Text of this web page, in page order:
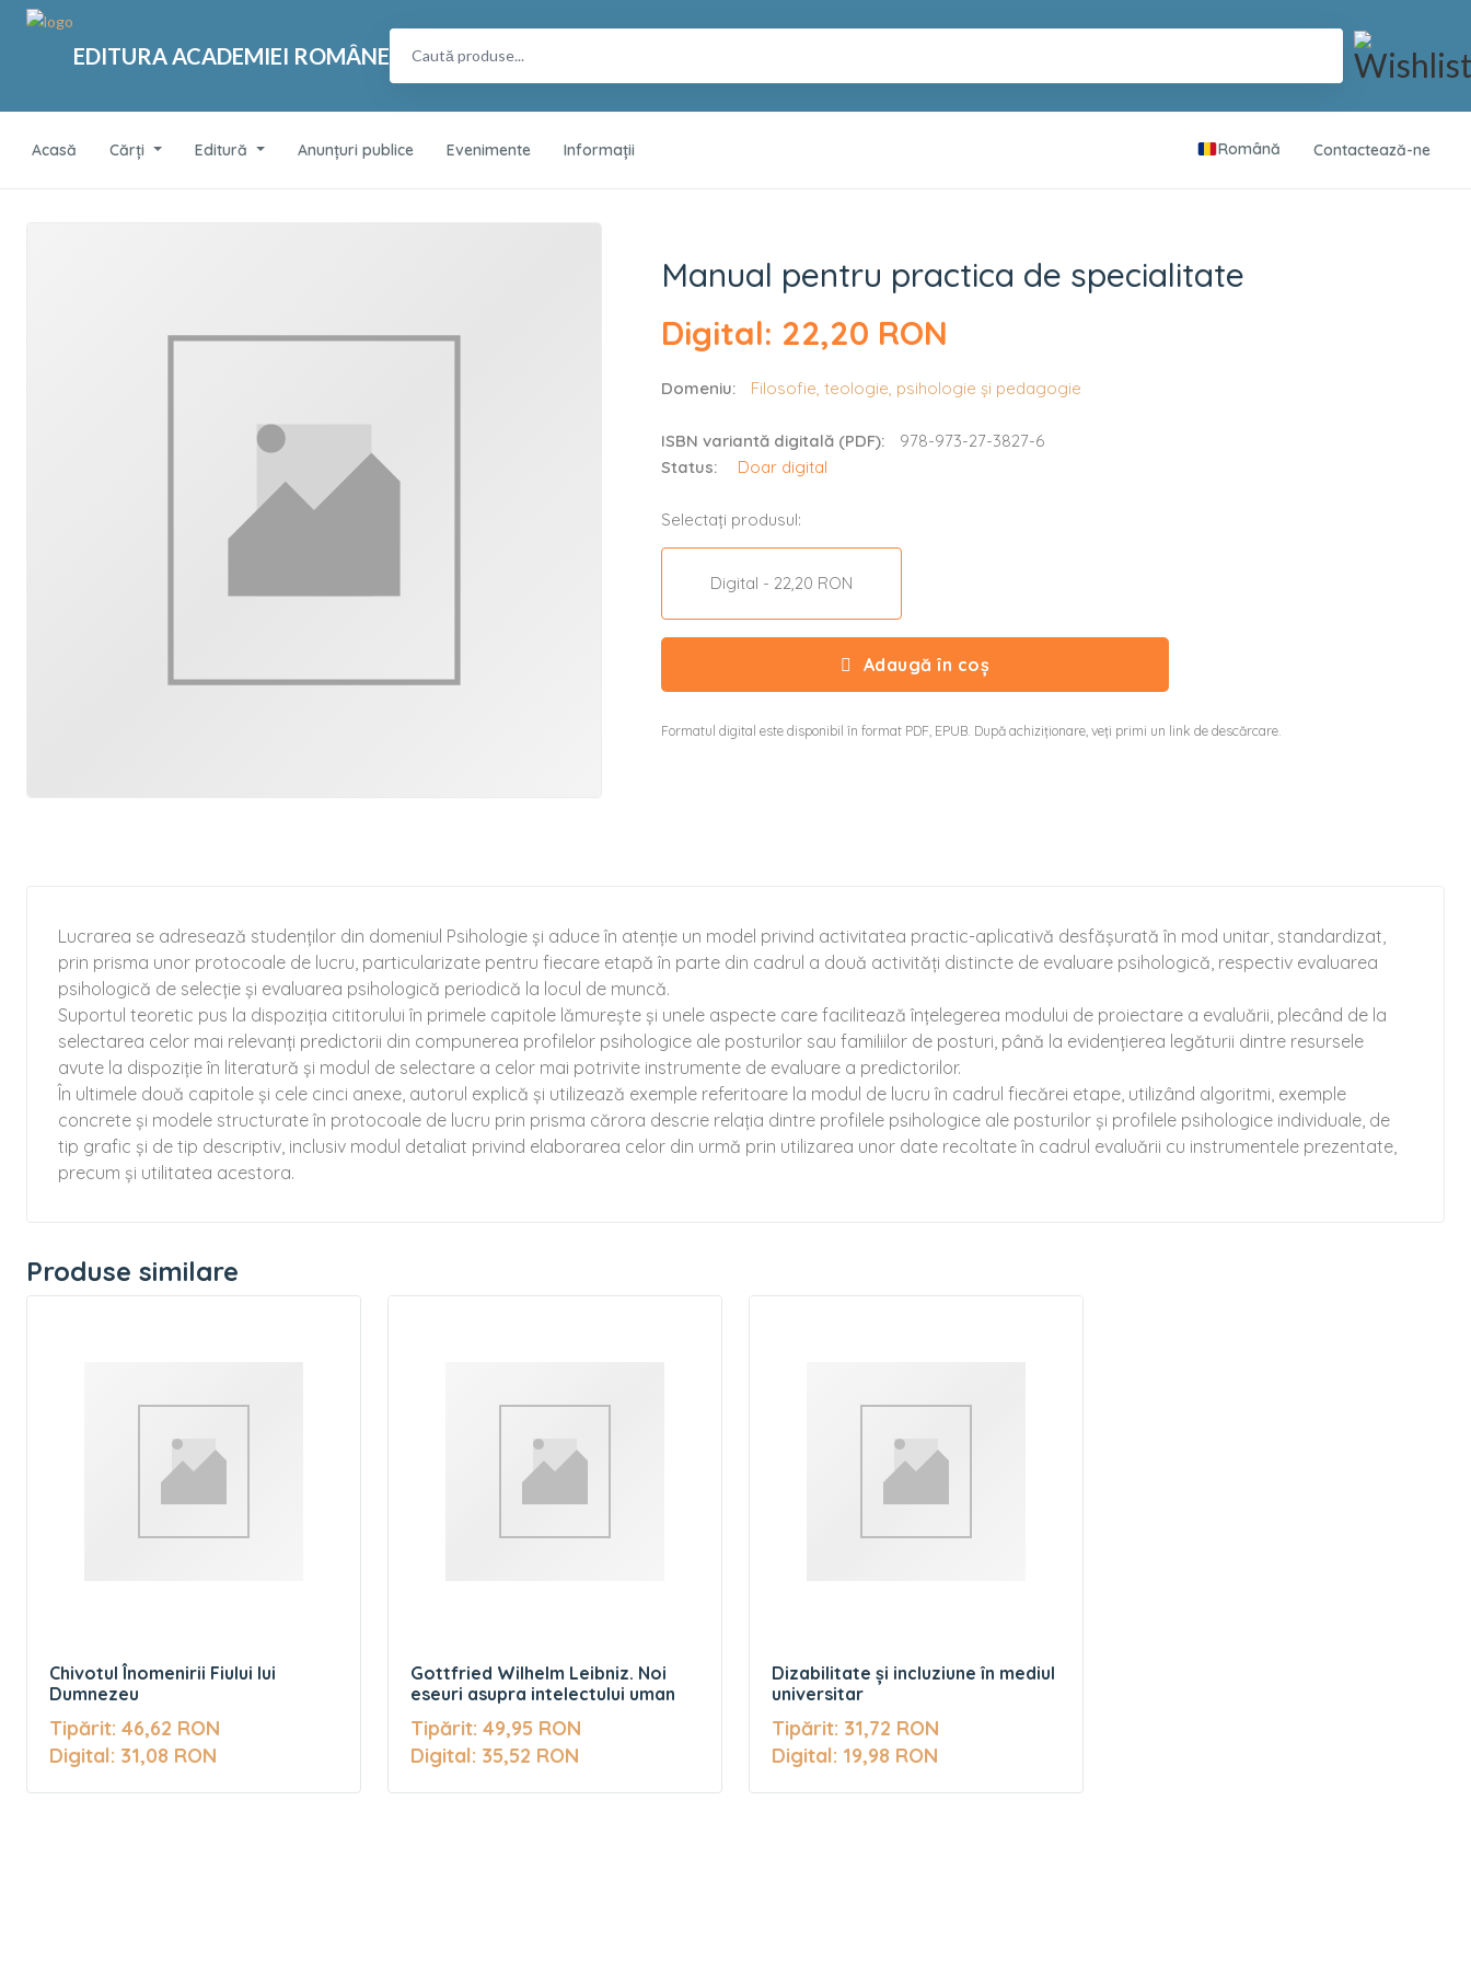
EDITURA ACADEMIEI ROMÂNE
Acasă Cărți Editură Anunțuri publice Evenimente Informații Română Contactează-ne
Manual pentru practica de specialitate
Manual pentru practica de specialitate
Digital: 22,20 RON
Domeniu: Filosofie, teologie, psihologie și pedagogie
ISBN variantă digitală (PDF):
978-973-27-3827-6
Status:
Doar digital
Selectați produsul:
Digital - 22,20 RON
Adaugă în coș
Formatul digital este disponibil în format PDF, EPUB. După achiziționare, veți primi un link de descărcare.
Lucrarea se adresează studenților din domeniul Psihologie și aduce în atenție un model privind activitatea practic-aplicativă desfășurată în mod unitar, standardizat,
prin prisma unor protocoale de lucru, particularizate pentru fiecare etapă în parte din cadrul a două activități distincte de evaluare psihologică, respectiv evaluarea
psihologică de selecție și evaluarea psihologică periodică la locul de muncă.
Suportul teoretic pus la dispoziția cititorului în primele capitole lămurește și unele aspecte care facilitează înțelegerea modului de proiectare a evaluării, plecând de la
selectarea celor mai relevanți predictorii din compunerea profilelor psihologice ale posturilor sau familiilor de posturi, până la evidențierea legăturii dintre resursele
avute la dispoziție în literatură și modul de selectare a celor mai potrivite instrumente de evaluare a predictorilor.
În ultimele două capitole și cele cinci anexe, autorul explică și utilizează exemple referitoare la modul de lucru în cadrul fiecărei etape, utilizând algoritmi, exemple
concrete și modele structurate în protocoale de lucru prin prisma cărora descrie relația dintre profilele psihologice ale posturilor și profilele psihologice individuale, de
tip grafic și de tip descriptiv, inclusiv modul detaliat privind elaborarea celor din urmă prin utilizarea unor date recoltate în cadrul evaluării cu instrumentele prezentate,
precum și utilitatea acestora.
Produse similare
Chivotul Înomenirii Fiului lui
Dumnezeu
Tipărit: 46,62 RON
Digital: 31,08 RON
Gottfried Wilhelm Leibniz. Noi
eseuri asupra intelectului uman
Tipărit: 49,95 RON
Digital: 35,52 RON
Dizabilitate și incluziune în mediul
universitar
Tipărit: 31,72 RON
Digital: 19,98 RON